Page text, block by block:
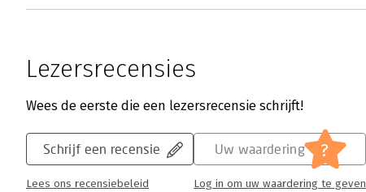
Lezersrecensies
Wees de eerste die een lezersrecensie schrijft!
Schrijf een recensie
Lees ons recensiebeleid
Uw waardering ?
Log in om uw waardering te geven